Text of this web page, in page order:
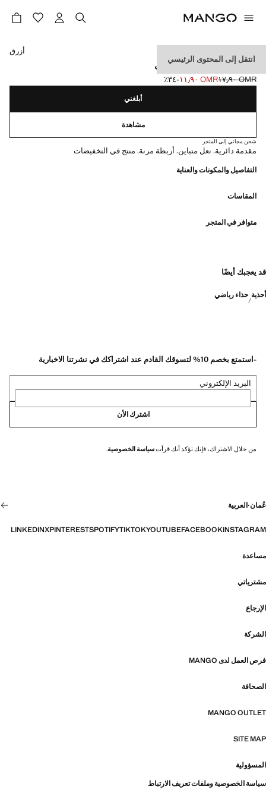
انتقل إلى المحتوى الرئيسي
حذاء رياضي بتصميم جورب
السعر الأول محذوف [OMR ١٧٫٩٠ ]
OMR ١٧٫٩٠
السعر الحالي [OMR ١١٫٩٠ ]OMR ١١٫٩٠ ؜-٣٤٪؜
حدد اللون
أزرق
أبلغني
مشاهدة
شحن مجاني إلى المتجر
مقدمة دائرية. نعل متباين. أربطة مرنة. منتج في التخفيضات
التفاصيل والمكونات والعناية
المقاسات
متوافر في المتجر
قد يعجبك أيضًا
أحذية حذاء رياضي
-استمتع بخصم 10% لتسوقك القادم عند اشتراكك في نشرتنا الاخبارية
البريد الإلكتروني
اشترك الأن
من خلال الاشتراك، فإنك تؤكد أنك قرأتسياسة الخصوصية.
عُمان·العربية
INSTAGRAM
FACEBOOK
YOUTUBE
TIKTOK
SPOTIFY
PINTEREST
X
LINKEDIN
مساعدة
مشترياتي
الإرجاع
الشركة
فرص العمل لدى MANGO
الصحافة
MANGO OUTLET
SITE MAP
المسؤولية
سياسة الخصوصية وملفات تعريف الارتباط